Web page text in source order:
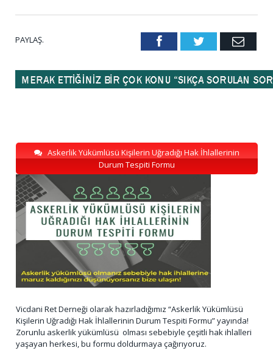
PAYLAŞ. FacebookTwitter Email
Askerlik Yükümlüsü Kişilerin Uğradığı Hak İhlallerinin
Durum Tespiti Formu
Vicdani Ret Derneği olarak hazırladığımız “Askerlik Yükümlüsü
Kişilerin Uğradığı Hak İhlallerinin Durum Tespiti Formu” yayında!
Zorunlu askerlik yükümlüsü olması sebebiyle çeşitli hak ihlalleri
yaşayan herkesi, bu formu doldurmaya çağırıyoruz.